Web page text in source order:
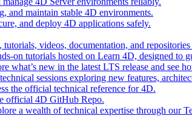
and maintain stable 4D environments.
and deploy 4D applications safely.
videos, documentation, and
on tutorials hosted on Learn 4D, designed to
what’s new in the latest LTS release and see
sessions exploring new features,
the official technical reference for 4D.
official 4D GitHub Repo.
a wealth of technical expertise through our